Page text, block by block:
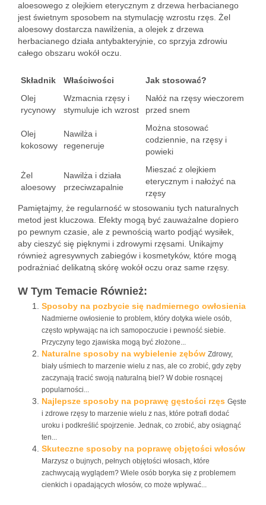
aloesowego z olejkiem eterycznym z drzewa herbacianego
jest świetnym sposobem na stymulację wzrostu rzęs. Żel
aloesowy dostarcza nawilżenia, a olejek z drzewa
herbacianego działa antybakteryjnie, co sprzyja zdrowiu
całego obszaru wokół oczu.
Składnik Właściwości
Jak stosować?
Olej
rycynowy
Wzmacnia rzęsy i
stymuluje ich wzrost
Nałóż na rzęsy wieczorem
przed snem
Olej
kokosowy
Nawilża i
regeneruje
Można stosować
codziennie, na rzęsy i
powieki
Żel
aloesowy
Nawilża i działa
przeciwzapalnie
Mieszać z olejkiem
eterycznym i nałożyć na
rzęsy
Pamiętajmy, że regularność w stosowaniu tych naturalnych
metod jest kluczowa. Efekty mogą być zauważalne dopiero
po pewnym czasie, ale z pewnością warto podjąć wysiłek,
aby cieszyć się pięknymi i zdrowymi rzęsami. Unikajmy
również agresywnych zabiegów i kosmetyków, które mogą
podrażniać delikatną skórę wokół oczu oraz same rzęsy.
W Tym Temacie Również:
Sposoby na pozbycie się nadmiernego owłosienia
Nadmierne owłosienie to problem, który dotyka wiele osób,
często wpływając na ich samopoczucie i pewność siebie.
Przyczyny tego zjawiska mogą być złożone...
Naturalne sposoby na wybielenie zębów Zdrowy,
biały uśmiech to marzenie wielu z nas, ale co zrobić, gdy zęby
zaczynają tracić swoją naturalną biel? W dobie rosnącej
popularności...
Najlepsze sposoby na poprawę gęstości rzęs Gęste
i zdrowe rzęsy to marzenie wielu z nas, które potrafi dodać
uroku i podkreślić spojrzenie. Jednak, co zrobić, aby osiągnąć
ten...
Skuteczne sposoby na poprawę objętości włosów
Marzysz o bujnych, pełnych objętości włosach, które
zachwycają wyglądem? Wiele osób boryka się z problemem
cienkich i opadających włosów, co może wpływać...